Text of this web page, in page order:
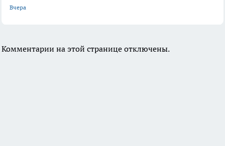
Вчера
Комментарии на этой странице отключены.